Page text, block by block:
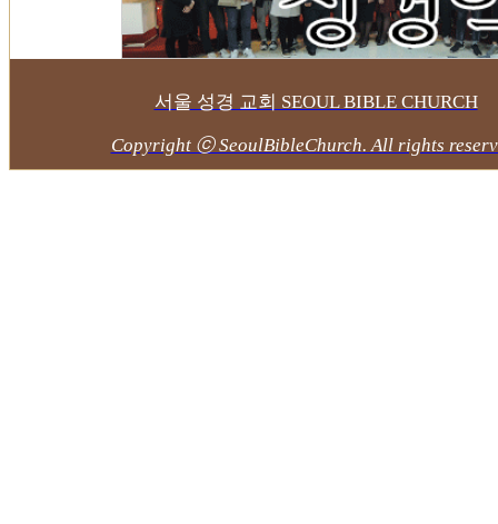
서울 성경 교회 SEOUL BIBLE CHURCH
Copyright ⓒ SeoulBibleChurch. All rights